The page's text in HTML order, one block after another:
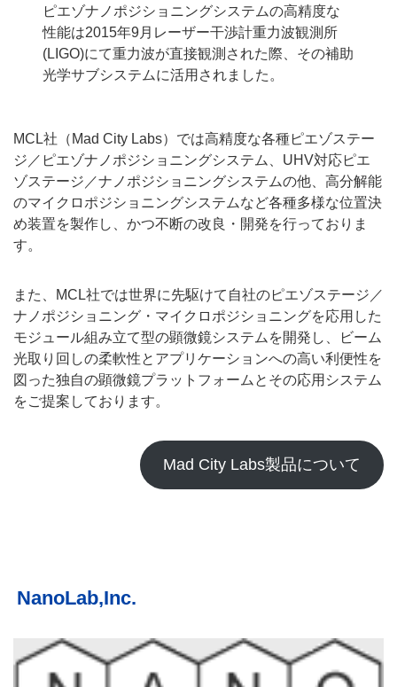
ピエゾナノポジショニングシステムの高精度な
性能は2015年9月レーザー干渉計重力波観測所
(LIGO)にて重力波が直接観測された際、その補助
光学サブシステムに活用されました。
MCL社（Mad City Labs）では高精度な各種ピエゾステー
ジ／ピエゾナノポジショニングシステム、UHV対応ピエ
ゾステージ／ナノポジショニングシステムの他、高分解能
のマイクロポジショニングシステムなど各種多様な位置決
め装置を製作し、かつ不断の改良・開発を行っておりま
す。
また、MCL社では世界に先駆けて自社のピエゾステージ／
ナノポジショニング・マイクロポジショニングを応用した
モジュール組み立て型の顕微鏡システムを開発し、ビーム
光取り回しの柔軟性とアプリケーションへの高い利便性を
図った独自の顕微鏡プラットフォームとその応用システム
をご提案しております。
Mad City Labs製品について
NanoLab,Inc.